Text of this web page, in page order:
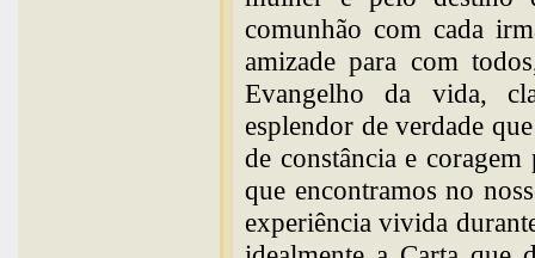
comunhão com cada
amizade para com
Evangelho da vida,
esplendor de verdade
de constância e
que encontramos no
experiência vivida